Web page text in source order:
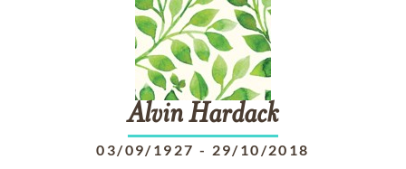
AlvinHardack
03/09/1927 - 29/10/2018